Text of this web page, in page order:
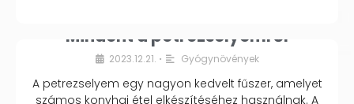
Mindent a petrezselyemről
2023.12.21. • Gyógynövények
A petrezselyem egy nagyon kedvelt fűszer, amelyet
számos konyhai étel elkészítéséhez használnak. A